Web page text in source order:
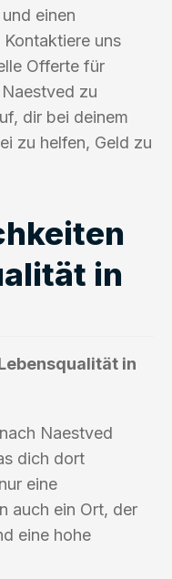
einen
uns
Offerte für
zu
dir bei deinem
zu helfen, Geld zu
in
in
Naestved
dich dort
eine
auch ein Ort, der
eine hohe